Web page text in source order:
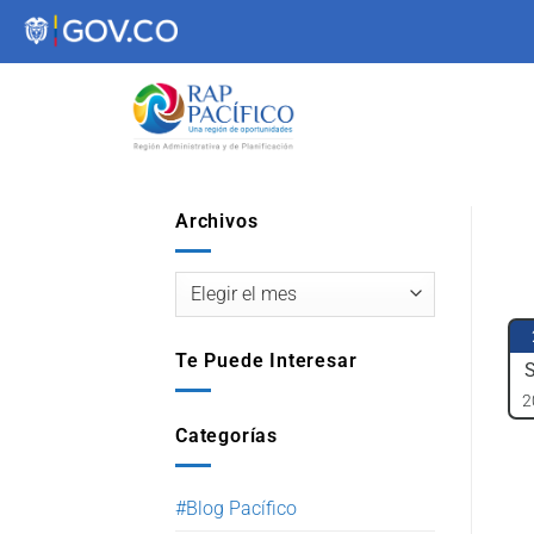
contenido
Archivos
Te Puede Interesar
Categorías
#Blog Pacífico